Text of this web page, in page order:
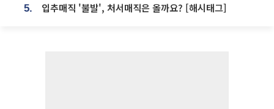
5. 입추매직 '불발', 처서매직은 올까요? [해시태그]